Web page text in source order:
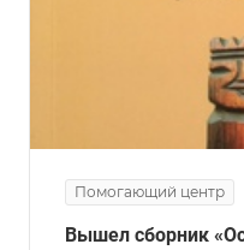
Помогающий центр
Вышел сборник